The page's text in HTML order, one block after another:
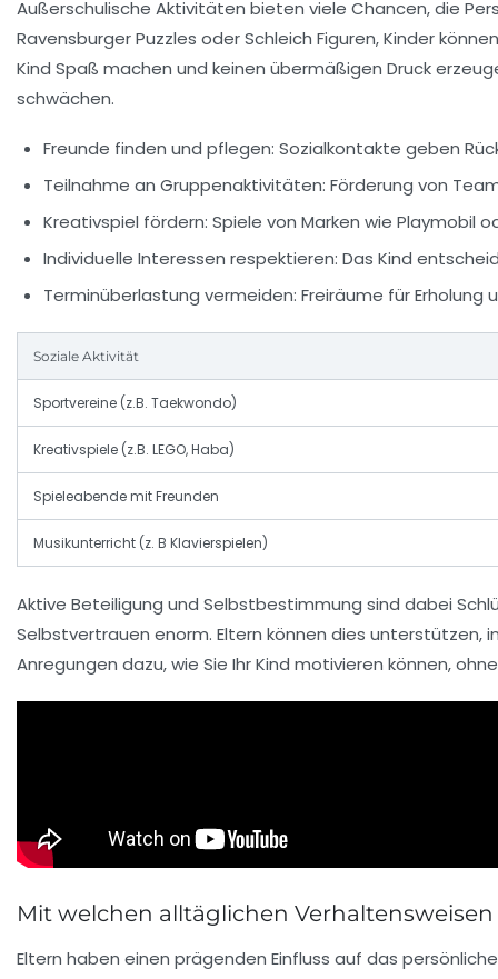
Außerschulische Aktivitäten bieten viele Chancen, die
Ravensburger Puzzles oder Schleich Figuren, Kinder
Kind Spaß machen und keinen übermäßigen Druck
schwächen.
Freunde finden und pflegen: Sozialkontakte geben
Teilnahme an Gruppenaktivitäten: Förderung von
Kreativspiel fördern: Spiele von Marken wie Playmobil
Individuelle Interessen respektieren: Das Kind
Terminüberlastung vermeiden: Freiräume für Erholung
Soziale Aktivität
Sportvereine (z.B. Taekwondo)
Kreativspiele (z.B. LEGO, Haba)
Spieleabende mit Freunden
Musikunterricht (z. B Klavierspielen)
Aktive Beteiligung und Selbstbestimmung sind dabei
Selbstvertrauen enorm. Eltern können dies unterstützen,
Anregungen dazu, wie Sie Ihr Kind motivieren können,
Mit welchen alltäglichen
Eltern haben einen prägenden Einfluss auf das